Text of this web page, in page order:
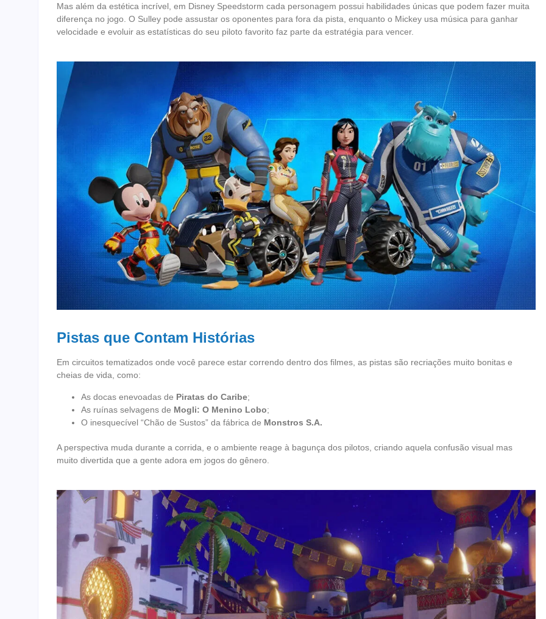
Mas além da estética incrível, em Disney Speedstorm cada personagem possui habilidades únicas que podem fazer muita
diferença no jogo. O Sulley pode assustar os oponentes para fora da pista, enquanto o Mickey usa música para ganhar
velocidade e evoluir as estatísticas do seu piloto favorito faz parte da estratégia para vencer.
Pistas que Contam Histórias
Em circuitos tematizados onde você parece estar correndo dentro dos filmes, as pistas são recriações muito bonitas e
cheias de vida, como:
As docas enevoadas de Piratas do Caribe;
As ruínas selvagens de Mogli: O Menino Lobo;
O inesquecível “Chão de Sustos” da fábrica de Monstros S.A.
A perspectiva muda durante a corrida, e o ambiente reage à bagunça dos pilotos, criando aquela confusão visual mas
muito divertida que a gente adora em jogos do gênero.